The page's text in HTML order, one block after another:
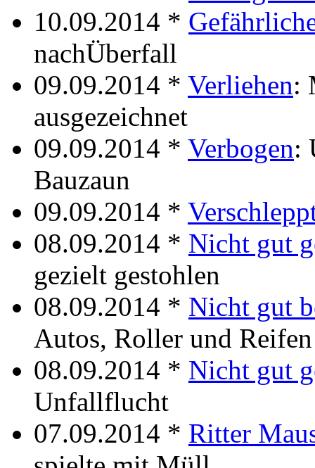
10.09.2014 *
nachÜberfall
09.09.2014 * Verliehen:
ausgezeichnet
09.09.2014 * Verbogen:
Bauzaun
09.09.2014 *
08.09.2014 * Nicht gut
gezielt gestohlen
08.09.2014 * Nicht gut
Autos, Roller und Reifen
08.09.2014 * Nicht gut
Unfallflucht
07.09.2014 * Ritter